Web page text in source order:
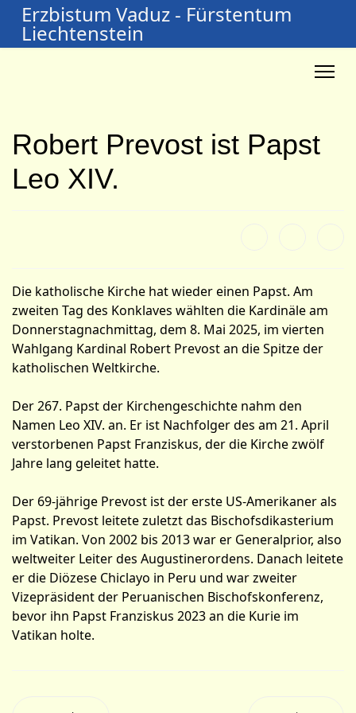
Erzbistum Vaduz - Fürstentum
Liechtenstein
Robert Prevost ist Papst
Leo XIV.
Die katholische Kirche hat wieder einen Papst. Am
zweiten Tag des Konklaves wählten die Kardinäle am
Donnerstagnachmittag, dem 8. Mai 2025, im vierten
Wahlgang Kardinal Robert Prevost an die Spitze der
katholischen Weltkirche.
Der 267. Papst der Kirchengeschichte nahm den
Namen Leo XIV. an. Er ist Nachfolger des am 21. April
verstorbenen Papst Franziskus, der die Kirche zwölf
Jahre lang geleitet hatte.
Der 69-jährige Prevost ist der erste US-Amerikaner als
Papst. Prevost leitete zuletzt das Bischofsdikasterium
im Vatikan. Von 2002 bis 2013 war er Generalprior, also
weltweiter Leiter des Augustinerordens. Danach leitete
er die Diözese Chiclayo in Peru und war zweiter
Vizepräsident der Peruanischen Bischofskonferenz,
bevor ihn Papst Franziskus 2023 an die Kurie im
Vatikan holte.